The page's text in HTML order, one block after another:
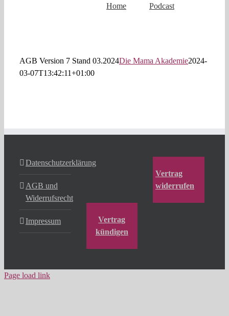
Home Podcast
AGB Version 7 Stand 03.2024Die Mama Akademie2024-
03-07T13:42:11+01:00
Datenschutzerklärung
AGB und
Widerrufsrecht
Impressum
Vertrag
widerrufen
Vertrag
kündigen
Page load link